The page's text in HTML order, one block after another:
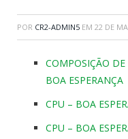
POR CR2-ADMIN5 EM 22 DE
COMPOSIÇÃO
BOA ESPERANÇA
CPU – BOA
CPU – BOA